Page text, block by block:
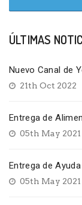
ÚLTIMAS
Nuevo Canal de
21th Oct 2022
Entrega de
05th May 2021
Entrega de
05th May 2021